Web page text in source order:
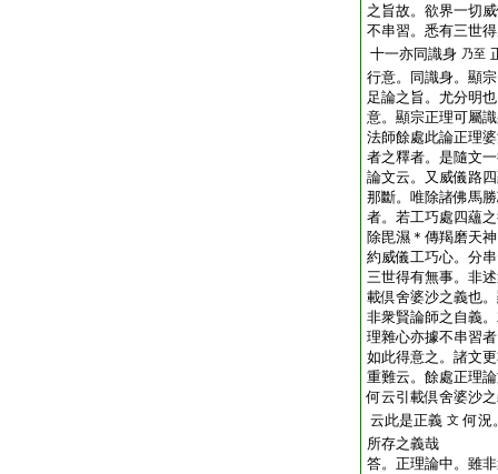
之旨故。欲界一切
不串習。悉有三世
十一亦同識身 乃至
行意。同識身。顯
足論之旨。尤分明
意。顯宗正理可屬
法師餘處此論正理
者之釋者。是隨文
論文云。又威儀路
那斷。唯除諸佛馬
者。若工巧處四蘊
除毘濕＊傳羯磨天
約威儀工巧心。分
三世得有無事。非
載倶舍婆沙之義也
非衆賢論師之自義
理雜心亦據不串習
如此得意之。諸文
重難云。餘處正理
何云引載倶舍婆沙
云此是正義 文 何況
所存之義哉
答。正理論中。雖